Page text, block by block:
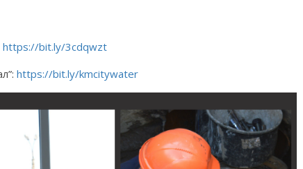
https://bit.ly/3cdqwzt
https://bit.ly/kmcitywater